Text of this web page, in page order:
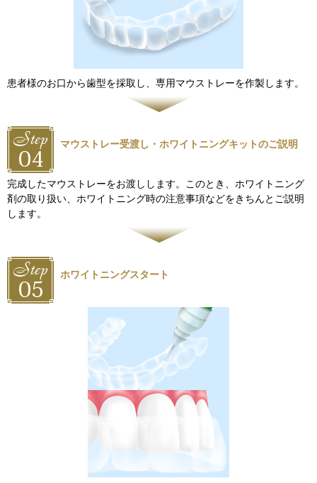
患者様のお口から歯型を採取し、専用マウストレーを作製します。
マウストレー受渡し・ホワイトニングキットのご説明
完成したマウストレーをお渡しします。このとき、ホワイトニング
剤の取り扱い、ホワイトニング時の注意事項などをきちんとご説明
します。
ホワイトニングスタート